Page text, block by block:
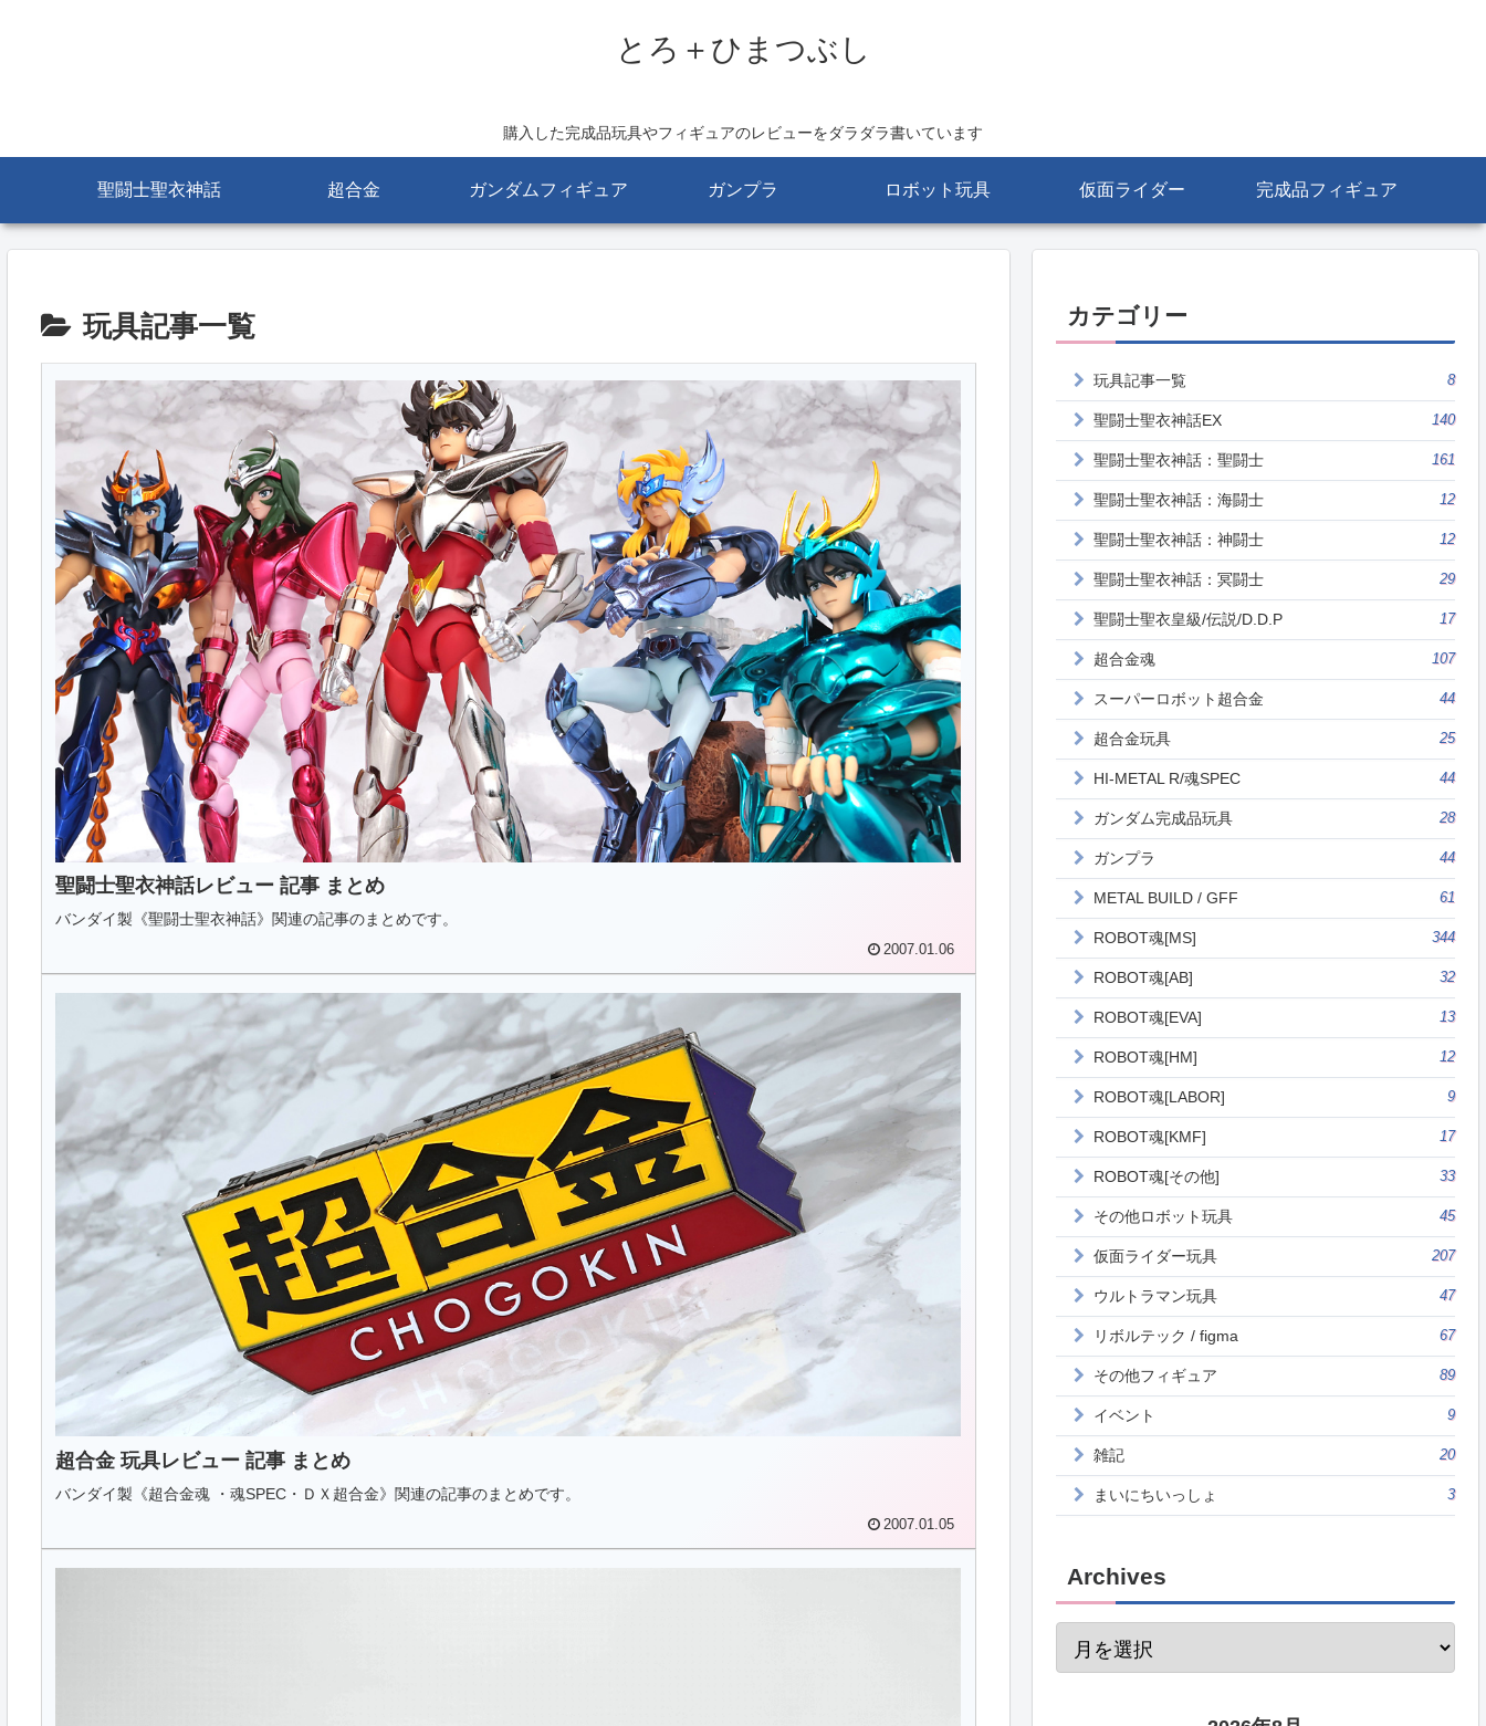
とろ＋ひまつぶし
購入した完成品玩具やフィギュアのレビューをダラダラ書いています
聖闘士聖衣神話 超合金 ガンダムフィギュア ガンプラ ロボット玩具 仮面ライダー 完成品フィギュア
玩具記事一覧
聖闘士聖衣神話レビュー 記事 まとめ
バンダイ製《聖闘士聖衣神話》関連の記事のまとめです。
2007.01.06
超合金 玩具レビュー 記事 まとめ
バンダイ製《超合金魂 ・魂SPEC・ＤＸ超合金》関連の記事のまとめです。
2007.01.05
カテゴリー
玩具記事一覧 8
聖闘士聖衣神話EX 140
聖闘士聖衣神話：聖闘士 161
聖闘士聖衣神話：海闘士 12
聖闘士聖衣神話：神闘士 12
聖闘士聖衣神話：冥闘士 29
聖闘士聖衣皇級/伝説/D.D.P 17
超合金魂 107
スーパーロボット超合金 44
超合金玩具 25
HI-METAL R/魂SPEC 44
ガンダム完成品玩具 28
ガンプラ 44
METAL BUILD / GFF 61
ROBOT魂[MS] 344
ROBOT魂[AB] 32
ROBOT魂[EVA] 13
ROBOT魂[HM] 12
ROBOT魂[LABOR] 9
ROBOT魂[KMF] 17
ROBOT魂[その他] 33
その他ロボット玩具 45
仮面ライダー玩具 207
ウルトラマン玩具 47
リボルテック / figma 67
その他フィギュア 89
イベント 9
雑記 20
まいにちいっしょ 3
Archives